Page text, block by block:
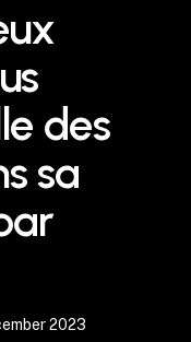
des
sa
2023